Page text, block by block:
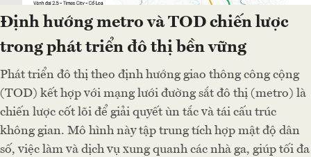
Định hướng metro và TOD chiến lược
trong phát triển đô thị bền vững
Phát triển đô thị theo định hướng giao thông công cộng
(TOD) kết hợp với mạng lưới đường sắt đô thị (metro) là
chiến lược cốt lõi để giải quyết ùn tắc và tái cấu trúc
không gian. Mô hình này tập trung tích hợp mật độ dân
số, việc làm và dịch vụ xung quanh các nhà ga, giúp tối đa